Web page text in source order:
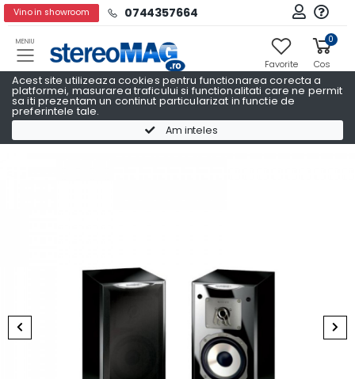
Acest site utilizeaza cookies pentru functionarea corecta a
platformei, masurarea traficului si functionalitati care ne permit
sa iti prezentam un continut particularizat in functie de
preferintele tale.
Am inteles
Vino in showroom 0744357664
MENIU
Favorite
0
Cos
Boxe raft QUADRAL